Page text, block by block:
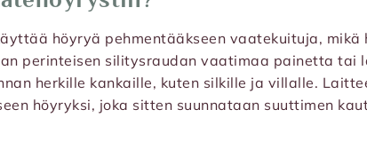
höyryä pehmentääkseen vaatekuituja,
perinteisen silitysraudan vaatimaa painetta tai
herkille kankaille, kuten silkille ja villalle.
höyryksi, joka sitten suunnataan suuttimen